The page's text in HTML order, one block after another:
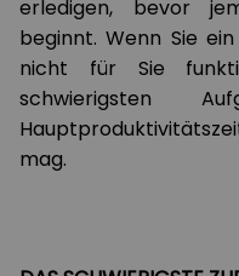
erledigen, bevor
beginnt. Wenn Sie
nicht für Sie
schwierigsten
mag.